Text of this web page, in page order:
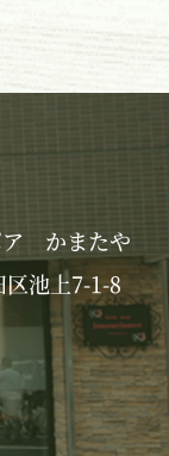
かまたや
池上7-1-8